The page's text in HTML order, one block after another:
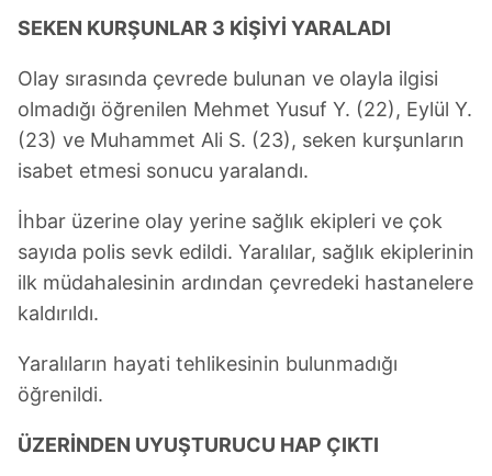
hazırlanmış Aydınlatma Metnimizi okumak ve sitemizde
almak için lütfen tıklayınız.
SEKEN KURŞUNLAR 3 KİŞİYİ YARALADI
Olay sırasında çevrede bulunan ve olayla ilgisi
olmadığı öğrenilen Mehmet Yusuf Y. (22), Eylül Y.
(23) ve Muhammet Ali S. (23), seken kurşunların
isabet etmesi sonucu yaralandı.
İhbar üzerine olay yerine sağlık ekipleri ve çok
sayıda polis sevk edildi. Yaralılar, sağlık ekiplerinin
ilk müdahalesinin ardından çevredeki hastanelere
kaldırıldı.
Yaralıların hayati tehlikesinin bulunmadığı
öğrenildi.
ÜZERİNDEN UYUŞTURUCU HAP ÇIKTI